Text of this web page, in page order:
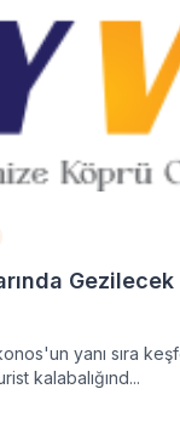
Gezilecek
yanı sıra
kalabalığınd...